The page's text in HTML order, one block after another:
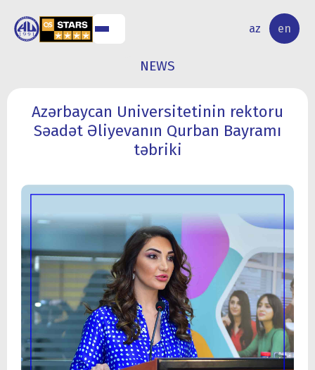
az en
RESEARCH
ACTIVITY
NEWS
Azərbaycan Universitetinin rektoru
Səadət Əliyevanın Qurban Bayramı
təbriki